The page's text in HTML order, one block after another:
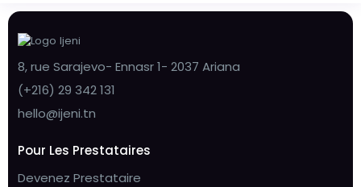
8, rue Sarajevo- Ennasr 1- 2037 Ariana
(+216) 29 342 131
hello@ijeni.tn
Pour Les Prestataires
Devenez Prestataire